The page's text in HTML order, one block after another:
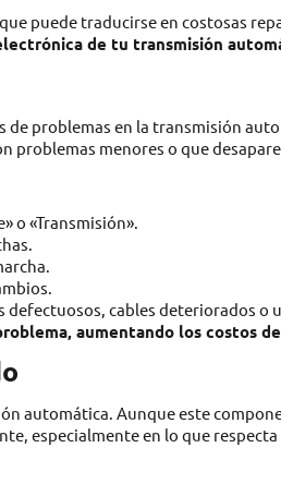
puede traducirse en costosas
de tu transmisión
problemas en la transmisión
menores o que
o «Transmisión».
defectuosos, cables deteriorados o
aumentando los costos
automática. Aunque este
especialmente en lo que respecta